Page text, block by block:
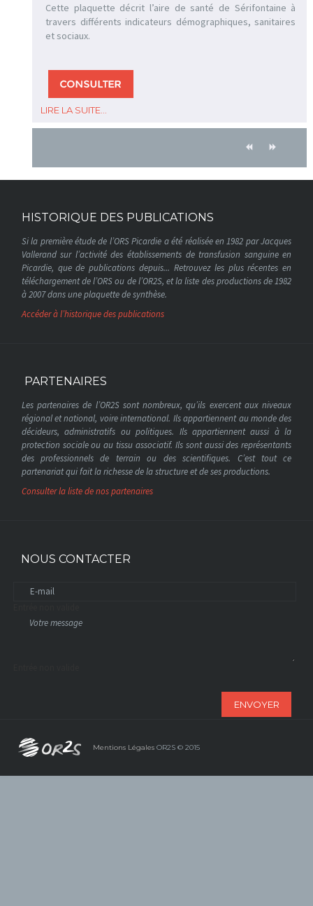
Cette plaquette décrit l’aire de santé de Sérifontaine à
travers différents indicateurs démographiques, sanitaires
et sociaux.
LIRE LA SUITE...
HISTORIQUE DES PUBLICATIONS
Si la première étude de l’ORS Picardie a été réalisée en 1982 par Jacques
Vallerand sur l’activité des établissements de transfusion sanguine en
Picardie, que de publications depuis... Retrouvez les plus récentes en
téléchargement de l’ORS ou de l’OR2S, et la liste des productions de 1982
à 2007 dans une plaquette de synthèse.
Accéder à l’historique des publications
PARTENAIRES
Les partenaires de l’OR2S sont nombreux, qu’ils exercent aux niveaux
régional et national, voire international. Ils appartiennent au monde des
décideurs, administratifs ou politiques. Ils appartiennent aussi à la
protection sociale ou au tissu associatif. Ils sont aussi des représentants
des professionnels de terrain ou des scientifiques. C’est tout ce
partenariat qui fait la richesse de la structure et de ses productions.
Consulter la liste de nos partenaires
NOUS CONTACTER
ENVOYER
Mentions Légales OR2S © 2015